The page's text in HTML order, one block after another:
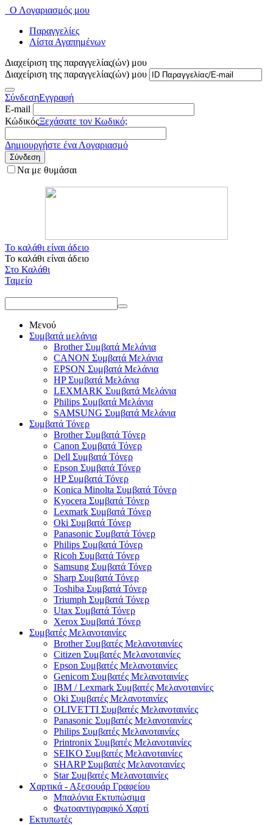
Ο Λογαριασμός μου
Παραγγελίες
Λίστα Αγαπημένων
Διαχείριση της παραγγελίας(ών) μου
Διαχείριση της παραγγελίας(ών) μου
ΣύνδεσηΕγγραφή
E-mail
ΚώδικόςΞεχάσατε τον Κωδικό;
Δημιουργήστε ένα Λογαριασμό
Σύνδεση
Να με θυμάσαι
Το καλάθι είναι άδειο
Το καλάθι είναι άδειο
Στο Καλάθι
Ταμείο
Μενού
Συμβατά μελάνια
Brother Συμβατά Μελάνια
CANON Συμβατά Μελάνια
EPSON Συμβατά Μελάνια
HP Συμβατά Μελάνια
LEXMARK Συμβατά Μελάνια
Philips Συμβατά Μελάνια
SAMSUNG Συμβατά Μελάνια
Συμβατά Τόνερ
Brother Συμβατά Τόνερ
Canon Συμβατά Τόνερ
Dell Συμβατά Τόνερ
Epson Συμβατά Τόνερ
HP Συμβατά Τόνερ
Konica Minolta Συμβατά Τόνερ
Kyocera Συμβατά Τόνερ
Lexmark Συμβατά Τόνερ
Oki Συμβατά Τόνερ
Panasonic Συμβατά Τόνερ
Philips Συμβατά Τόνερ
Ricoh Συμβατά Τόνερ
Samsung Συμβατά Τόνερ
Sharp Συμβατά Τόνερ
Toshiba Συμβατά Τόνερ
Triumph Συμβατά Τόνερ
Utax Συμβατά Τόνερ
Xerox Συμβατά Τόνερ
Συμβατές Μελανοταινίες
Brother Συμβατές Μελανοταινίες
Citizen Συμβατές Μελανοταινίες
Epson Συμβατές Μελανοταινίες
Genicom Συμβατές Μελανοταινίες
IBM / Lexmark Συμβατές Μελανοταινίες
Oki Συμβατές Μελανοταινίες
OLIVETTI Συμβατές Μελανοταινίες
Panasonic Συμβατές Μελανοταινίες
Philips Συμβατές Μελανοταινίες
Printronix Συμβατές Μελανοταινίες
SEIKO Συμβατές Μελανοταινίες
SHARP Συμβατές Μελανοταινίες
Star Συμβατές Μελανοταινίες
Χαρτικά - Αξεσουάρ Γραφείου
Μπαλόνια Εκτυπώσιμα
Φωτοαντιγραφικό Χαρτί
Εκτυπωτές